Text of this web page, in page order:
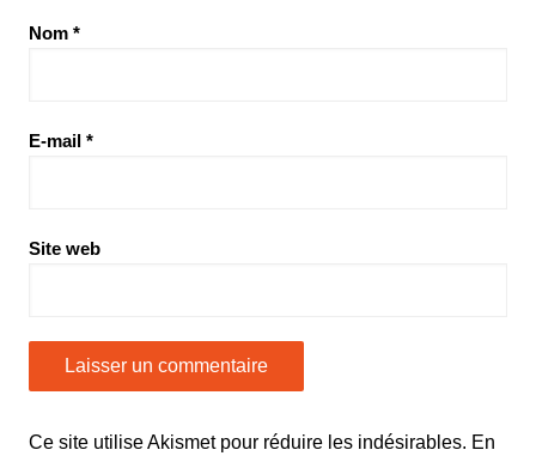
Nom *
E-mail *
Site web
Ce site utilise Akismet pour réduire les indésirables. En